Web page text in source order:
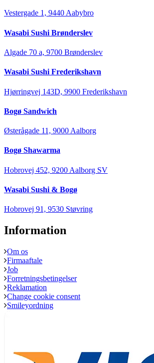
Vestergade 1, 9440 Aabybro
Wasabi Sushi Brønderslev
Algade 70 a, 9700 Brønderslev
Wasabi Sushi Frederikshavn
Hjørringvej 143D, 9900 Frederikshavn
Bogø Sandwich
Østerågade 11, 9000 Aalborg
Bogø Shawarma
Hobrovej 452, 9200 Aalborg SV
Wasabi Sushi & Bogø
Hobrovej 91, 9530 Støvring
Information
Om os
Firmaaftale
Job
Forretningsbetingelser
Reklamation
Change cookie consent
Smileyordning